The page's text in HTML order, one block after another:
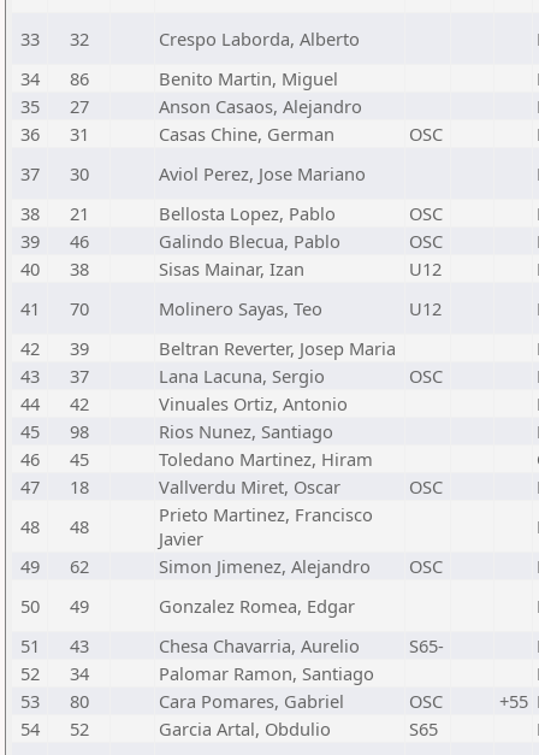
33 32 Crespo Laborda, Alberto
34
86 Benito Martin, Miguel
35
27 Anson Casaos, Alejandro
36
31 Casas Chine, German OSC
37
30 Aviol Perez, Jose Mariano
38
21 Bellosta Lopez, Pablo OSC
39
46 Galindo Blecua, Pablo OSC
40
38 Sisas Mainar, Izan U12
41
70 Molinero Sayas, Teo U12
42
39 Beltran Reverter, Josep Maria
43
37 Lana Lacuna, Sergio OSC
44
42 Vinuales Ortiz, Antonio
45
98 Rios Nunez, Santiago
46
45 Toledano Martinez, Hiram
47
18 Vallverdu Miret, Oscar OSC
48
48
Prieto Martinez, Francisco
Javier
49
62 Simon Jimenez, Alejandro OSC
50
49 Gonzalez Romea, Edgar
51
43 Chesa Chavarria, Aurelio S65-
52
34 Palomar Ramon, Santiago
53
80 Cara Pomares, Gabriel OSC +55
54
52 Garcia Artal, Obdulio S65